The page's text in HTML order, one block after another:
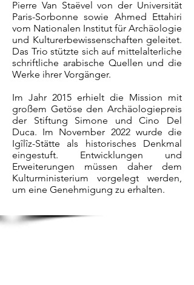
Pierre Van Staëvel von der Universität
Paris-Sorbonne sowie Ahmed Ettahiri
vom Nationalen Institut für Archäologie
und Kulturerbewissenschaften geleitet.
Das Trio stützte sich auf mittelalterliche
schriftliche arabische Quellen und die
Werke ihrer Vorgänger.
Im Jahr 2015 erhielt die Mission mit
großem Getöse den Archäologiepreis
der Stiftung Simone und Cino Del
Duca. Im November 2022 wurde die
Igîlîz-Stätte als historisches Denkmal
eingestuft. Entwicklungen und
Erweiterungen müssen daher dem
Kulturministerium vorgelegt werden,
um eine Genehmigung zu erhalten.